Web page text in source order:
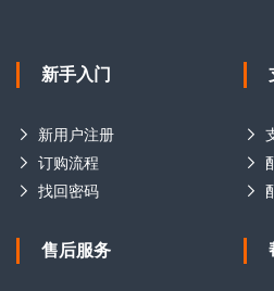
新手入门
新用户注册
订购流程
找回密码
售后服务